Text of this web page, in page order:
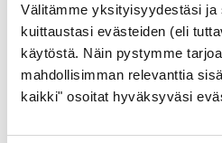
Välitämme yksityisyydestäsi ja
kuittaustasi evästeiden (eli
käytöstä. Näin pystymme
mahdollisimman relevanttia
kaikki" osoitat hyväksyväsi
Elektroniikan
Valmistamme myös